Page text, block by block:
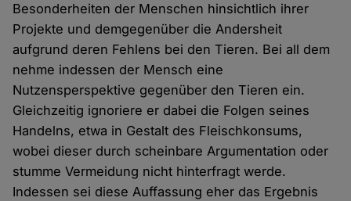
Besonderheiten der Menschen hinsichtlich ihrer
Projekte und demgegenüber die Andersheit
aufgrund deren Fehlens bei den Tieren. Bei all dem
nehme indessen der Mensch eine
Nutzensperspektive gegenüber den Tieren ein.
Gleichzeitig ignoriere er dabei die Folgen seines
Handelns, etwa in Gestalt des Fleischkonsums,
wobei dieser durch scheinbare Argumentation oder
stumme Vermeidung nicht hinterfragt werde.
Indessen sei diese Auffassung eher das Ergebnis